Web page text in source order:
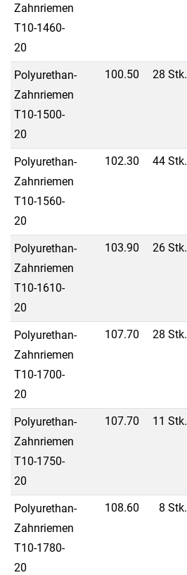
Zahnriemen
T10-1460-
20
Polyurethan-
Zahnriemen
T10-1500-
20
100.50 28 Stk.
Polyurethan-
Zahnriemen
T10-1560-
20
102.30 44 Stk.
Polyurethan-
Zahnriemen
T10-1610-
20
103.90 26 Stk.
Polyurethan-
Zahnriemen
T10-1700-
20
107.70 28 Stk.
Polyurethan-
Zahnriemen
T10-1750-
20
107.70 11 Stk.
Polyurethan-
Zahnriemen
T10-1780-
20
108.60 8 Stk.